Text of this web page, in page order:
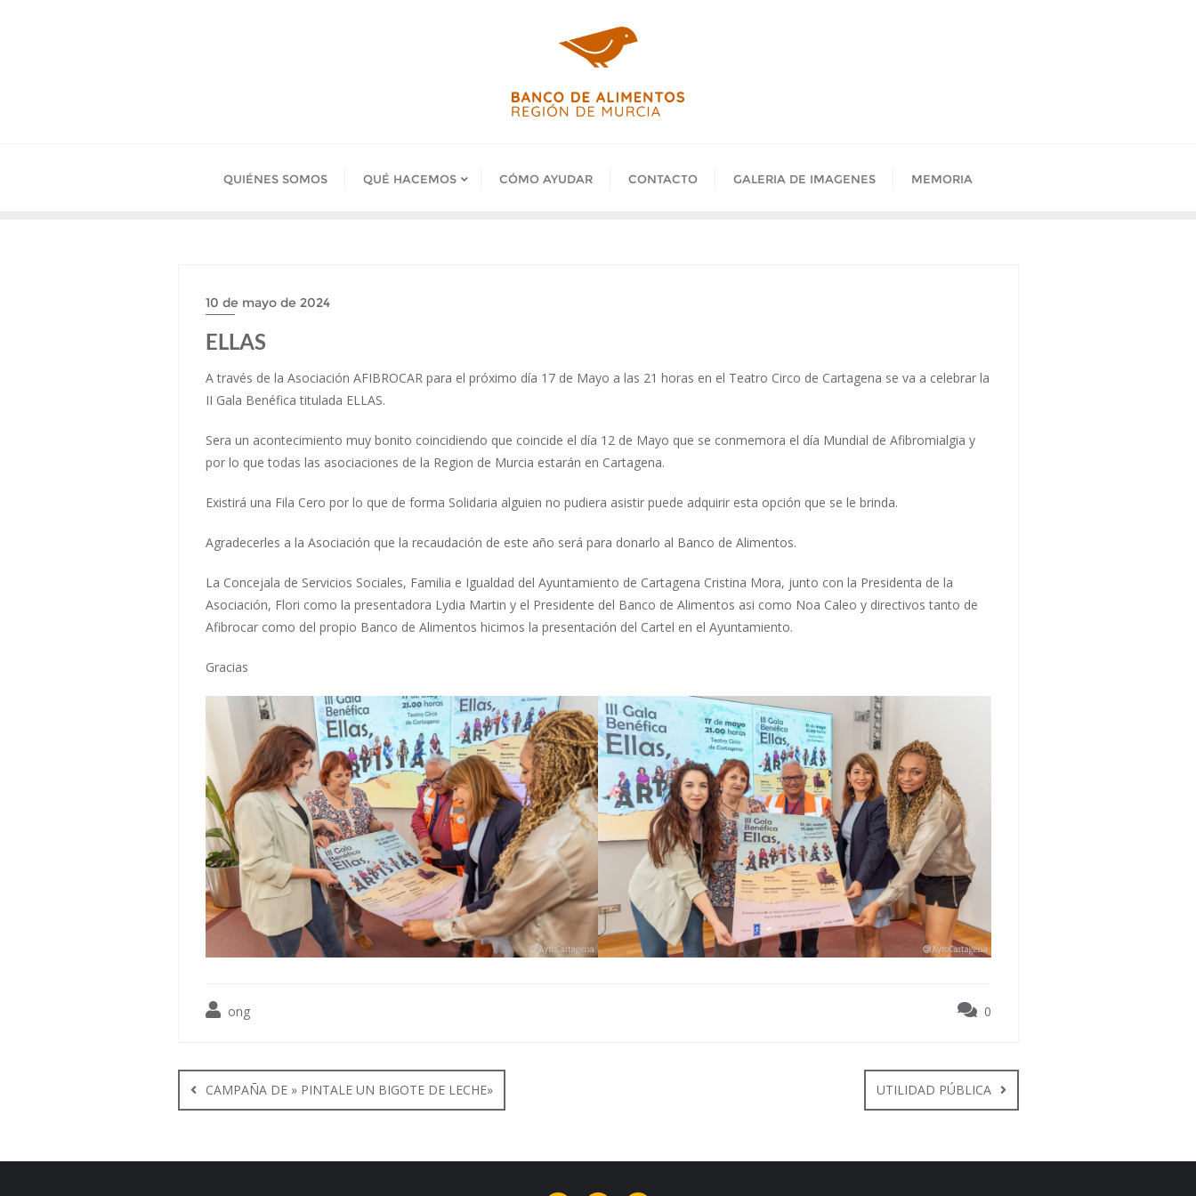
QUIÉNES SOMOS QUÉ HACEMOS CÓMO AYUDAR CONTACTO GALERIA DE IMAGENES MEMORIA
10 de mayo de 2024
ELLAS
A través de la Asociación AFIBROCAR para el próximo día 17 de Mayo a las 21 horas en el Teatro Circo de Cartagena se va a celebrar la
II Gala Benéfica titulada ELLAS.
Sera un acontecimiento muy bonito coincidiendo que coincide el día 12 de Mayo que se conmemora el día Mundial de Afibromialgia y
por lo que todas las asociaciones de la Region de Murcia estarán en Cartagena.
Existirá una Fila Cero por lo que de forma Solidaria alguien no pudiera asistir puede adquirir esta opción que se le brinda.
Agradecerles a la Asociación que la recaudación de este año será para donarlo al Banco de Alimentos.
La Concejala de Servicios Sociales, Familia e Igualdad del Ayuntamiento de Cartagena Cristina Mora, junto con la Presidenta de la
Asociación, Flori como la presentadora Lydia Martin y el Presidente del Banco de Alimentos asi como Noa Caleo y directivos tanto de
Afibrocar como del propio Banco de Alimentos hicimos la presentación del Cartel en el Ayuntamiento.
Gracias
ong 0
Navegación
deCAMPAÑA DE » PINTALE UN BIGOTE DE LECHE» UTILIDAD PÚBLICA